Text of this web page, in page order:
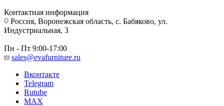
Контактная информация
Россия, Воронежская область, с. Бабяково, ул.
Индустриальная, 3
Пн - Пт 9:00-17:00
sales@evafurniture.ru
Вконтакте
Telegram
Rutube
MAX